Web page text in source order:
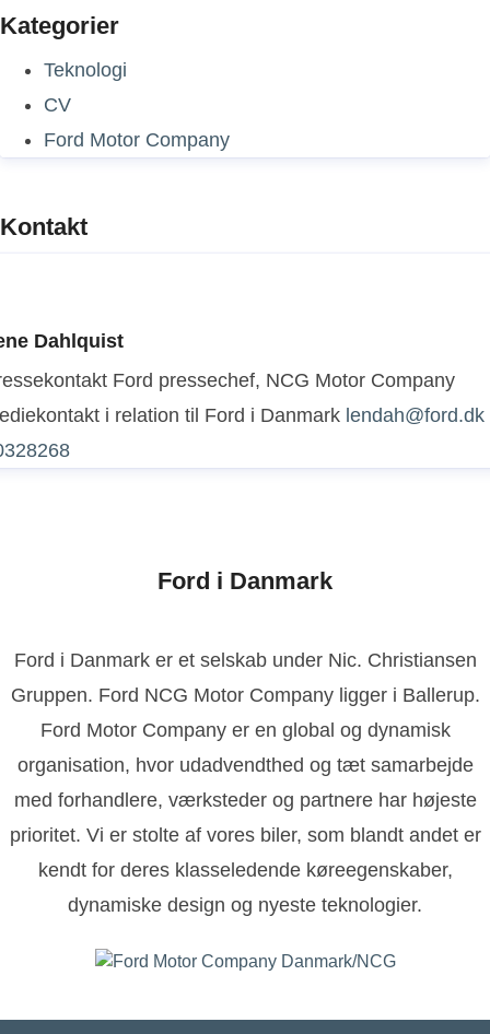
Kategorier
Teknologi
CV
Ford Motor Company
Kontakt
Dahlquist
Ford pressechef, NCG Motor Company
i relation til Ford i Danmark lendah@ford.dk
Ford i Danmark
Ford i Danmark er et selskab under Nic. Christiansen
Gruppen. Ford NCG Motor Company ligger i Ballerup.
Ford Motor Company er en global og dynamisk
organisation, hvor udadvendthed og tæt samarbejde
med forhandlere, værksteder og partnere har højeste
prioritet. Vi er stolte af vores biler, som blandt andet er
kendt for deres klasseledende køreegenskaber,
dynamiske design og nyeste teknologier.